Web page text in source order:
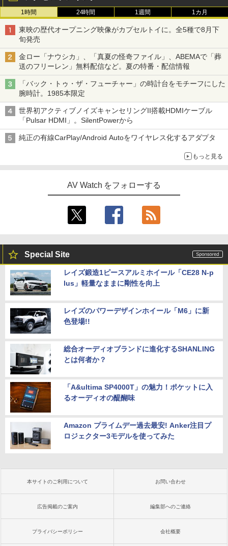
1時間 24時間 1週間 1カ月
東映の歴代オープニング映像がカプセルトイに。全5種で8月下
旬発売
金ロー「ナウシカ」、「真夏の怪奇ファイル」、ABEMAで「葬
送のフリーレン」無料配信など。夏の特番・配信情報
「バック・トゥ・ザ・フューチャー」の時計台をモチーフにした
腕時計。1985本限定
世界初アクティブノイズキャンセリングII搭載HDMIケーブル
「Pulsar HDMI」。SilentPowerから
純正の有線CarPlay/Android Autoをワイヤレス化するアダプタ
もっと見る
AV Watch をフォローする
Special Site
レイズ鍛造1ピースアルミホイール「CE28 N-p
lus」軽量なままに剛性を向上
レイズのパワーデザインホイール「M6」に新
色登場!!
総合オーディオブランドに進化するSHANLING
とは何者か？
「A&ultima SP4000T」の魅力！ポケットに入
るオーディオの醍醐味
Amazon プライムデー過去最安! Anker注目プ
ロジェクター3モデルを使ってみた
本サイトのご利用について お問い合わせ
広告掲載のご案内 編集部へのご連絡
プライバシーポリシー 会社概要